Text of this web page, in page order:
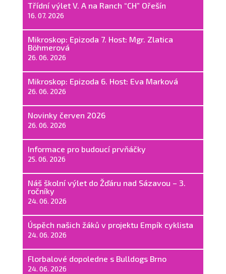
Třídní výlet V. A na Ranch “CH” Ořešín
16. 07. 2026
Mikroskop: Epizoda 7. Host: Mgr. Zlatica
Böhmerová
26. 06. 2026
Mikroskop: Epizoda 6. Host: Eva Marková
26. 06. 2026
Novinky červen 2026
26. 06. 2026
Informace pro budoucí prvňáčky
25. 06. 2026
Náš školní výlet do Žďáru nad Sázavou – 3.
ročníky
24. 06. 2026
Úspěch našich žáků v projektu Empík cyklista
24. 06. 2026
Florbalové dopoledne s Bulldogs Brno
24. 06. 2026